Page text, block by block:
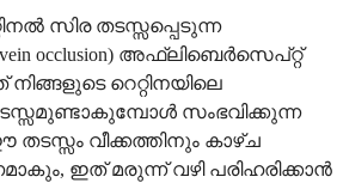
സിര തടസ്സപ്പെടുന്ന
occlusion) അഫ്‌ലിബെർസെപ്റ്റ്
റെറ്റിനയിലെ
സംഭവിക്കുന്ന
വീക്കത്തിനും കാഴ്ച
ഇത് മരുന്ന് വഴി പരിഹരിക്കാൻ